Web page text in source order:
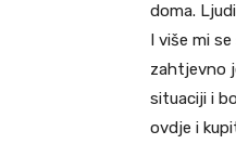
doma.
I više mi
zahtjevno
situaciji i
ovdje i